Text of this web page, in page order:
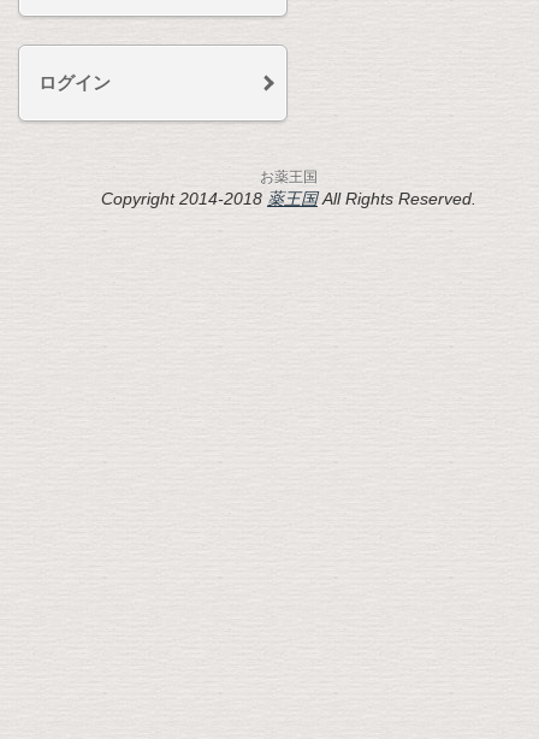
ログイン
お薬王国
Copyright 2014-2018 薬王国All Rights Reserved.